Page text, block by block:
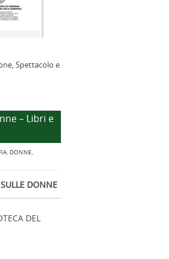
Spettacolo e
– Libri e
, DONNE,
DONNE
DEL